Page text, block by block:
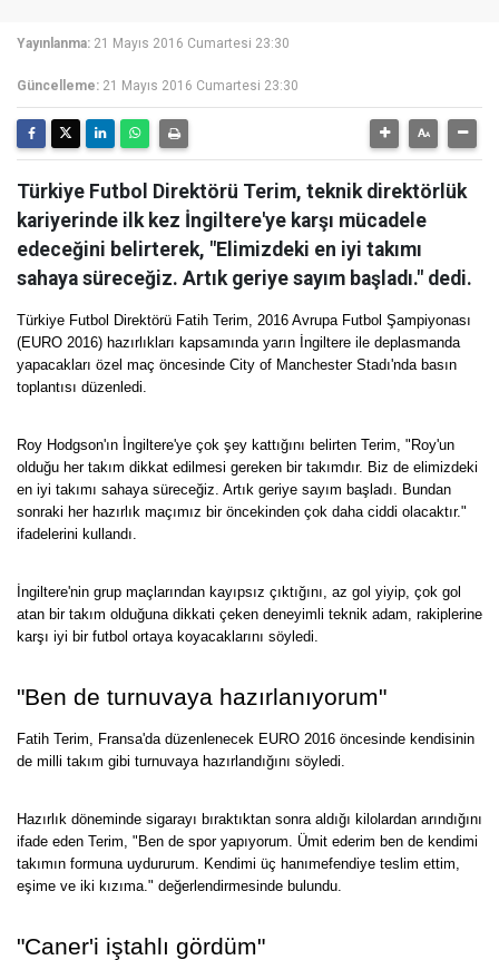
Yayınlanma: 21 Mayıs 2016 Cumartesi 23:30
Güncelleme: 21 Mayıs 2016 Cumartesi 23:30
Türkiye Futbol Direktörü Terim, teknik direktörlük
kariyerinde ilk kez İngiltere'ye karşı mücadele
edeceğini belirterek, "Elimizdeki en iyi takımı
sahaya süreceğiz. Artık geriye sayım başladı." dedi.
Türkiye Futbol Direktörü Fatih Terim, 2016 Avrupa Futbol Şampiyonası
(EURO 2016) hazırlıkları kapsamında yarın İngiltere ile deplasmanda
yapacakları özel maç öncesinde City of Manchester Stadı'nda basın
toplantısı düzenledi.
Roy Hodgson'ın İngiltere'ye çok şey kattığını belirten Terim, "Roy'un
olduğu her takım dikkat edilmesi gereken bir takımdır. Biz de elimizdeki
en iyi takımı sahaya süreceğiz. Artık geriye sayım başladı. Bundan
sonraki her hazırlık maçımız bir öncekinden çok daha ciddi olacaktır."
ifadelerini kullandı.
İngiltere'nin grup maçlarından kayıpsız çıktığını, az gol yiyip, çok gol
atan bir takım olduğuna dikkati çeken deneyimli teknik adam, rakiplerine
karşı iyi bir futbol ortaya koyacaklarını söyledi.
"Ben de turnuvaya hazırlanıyorum"
Fatih Terim, Fransa'da düzenlenecek EURO 2016 öncesinde kendisinin
de milli takım gibi turnuvaya hazırlandığını söyledi.
Hazırlık döneminde sigarayı bıraktıktan sonra aldığı kilolardan arındığını
ifade eden Terim, "Ben de spor yapıyorum. Ümit ederim ben de kendimi
takımın formuna uydururum. Kendimi üç hanımefendiye teslim ettim,
eşime ve iki kızıma." değerlendirmesinde bulundu.
"Caner'i iştahlı gördüm"